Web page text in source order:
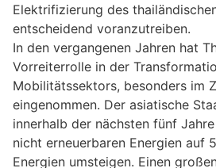
Elektrifizierung des
entscheidend voranzutreiben.
In den vergangenen Jahren hat
Vorreiterrolle in der
Mobilitätssektors, besonders im
eingenommen. Der asiatische
innerhalb der nächsten fünf
nicht erneuerbaren Energien auf
Energien umsteigen. Einen